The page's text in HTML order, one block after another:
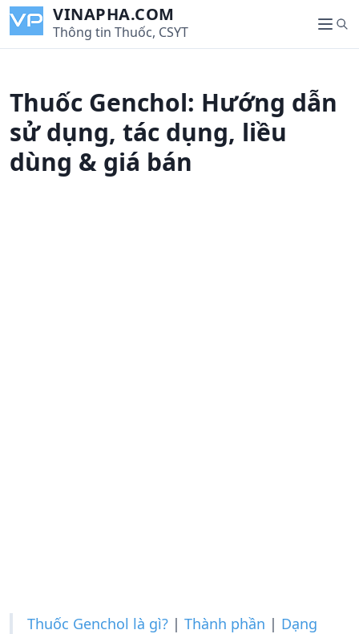
i
VINAPHA.COM
Thông tin Thuốc, CSYT
M
e
u
S
e
c
Thuốc Genchol: Hướng dẫn
sử dụng, tác dụng, liều
dùng & giá bán
Thuốc Genchol là gì? | Thành phần | Dạng